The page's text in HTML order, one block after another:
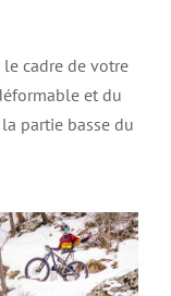
cadre de votre
et du
partie basse du